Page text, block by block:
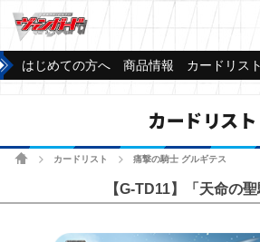
はじめての方へ 商品情報 カードリスト
カードリスト
ホームカードリスト 痛撃の騎士 グルギテス
【G-TD11】「天命の聖